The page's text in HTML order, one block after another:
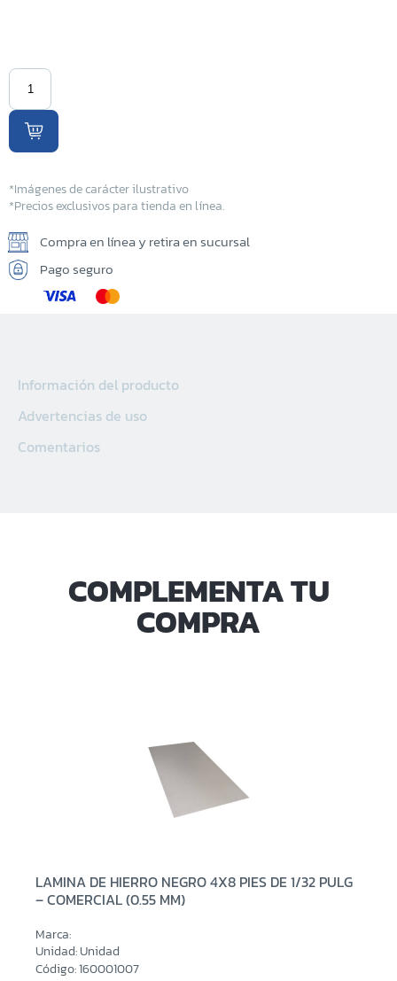
*Imágenes de carácter ilustrativo
*Precios exclusivos para tienda en línea.
Compra en línea y retira en sucursal
Pago seguro
Información del producto
Advertencias de uso
Comentarios
COMPLEMENTA TU
COMPRA
LAMINA DE HIERRO NEGRO 4X8 PIES DE 1/32 PULG
– COMERCIAL (0.55 MM)
Marca:
Unidad: Unidad
Código: 160001007